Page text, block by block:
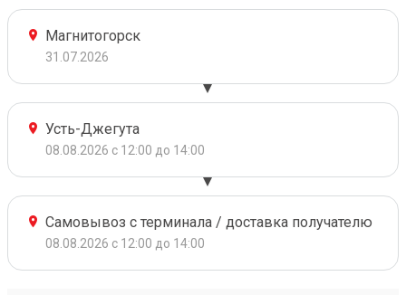
Магнитогорск
31.07.2026
Усть-Джегута
08.08.2026 с 12:00 до 14:00
Самовывоз с терминала / доставка получателю
08.08.2026 с 12:00 до 14:00